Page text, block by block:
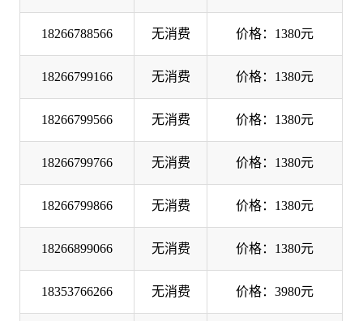
18266788566 无消费 价格：1380元
18266799166 无消费 价格：1380元
18266799566 无消费 价格：1380元
18266799766 无消费 价格：1380元
18266799866 无消费 价格：1380元
18266899066 无消费 价格：1380元
18353766266 无消费 价格：3980元